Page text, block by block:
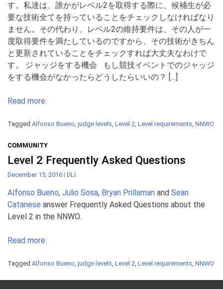
す。私達は、誰かがレベル2を取得する際に、候補生が必
要な技術全てを持っていることをチェックしなければなり
ません。その代わり、レベル2の維持要件は、その人が一
度取得要件を満たしているのですから、その技術がきちん
と更新されていることをチェックすれば大丈夫なわけで
す。 ジャッジをする機会 もし競技イベントでのジャッジ
をする機会がなかったらどうしたらいいの？ […]
Read more.
Tagged Alfonso Bueno, judge levels, Level 2, Level requirements, NNWO
COMMUNITY
Level 2 Frequently Asked Questions
December 15, 2016 | DLI
Alfonso Bueno, Julio Sosa, Bryan Prillaman and Sean
Catanese answer Frequently Asked Questions about the
Level 2 in the NNWO.
Read more.
Tagged Alfonso Bueno, judge levels, Level 2, Level requirements, NNWO